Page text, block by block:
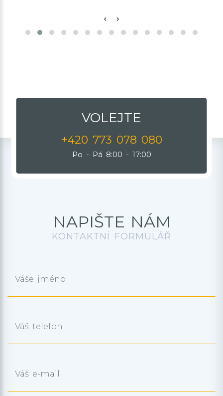
VOLEJTE
+420 773 078 080
Po - Pá 8:00 - 17:00
NAPIŠTE NÁM
KONTAKTNÍ FORMULÁŘ
Váše jméno
Váš telefon
Váš e-mail